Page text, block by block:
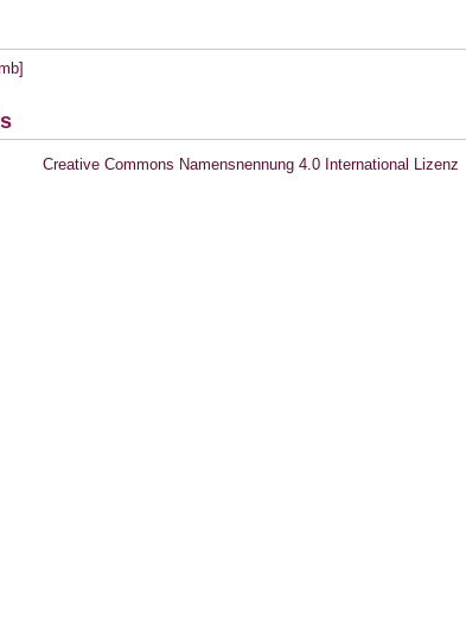
]
Creative Commons Namensnennung 4.0 International Lizenz